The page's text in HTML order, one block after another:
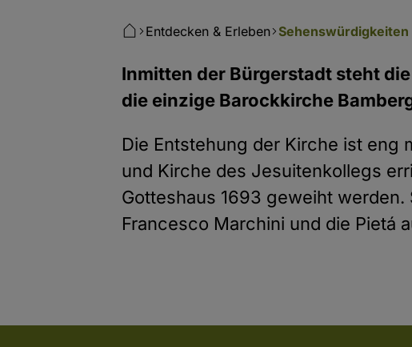
Sehenswürdigkeiten
Entdecken & Erleben
Inmitten der Bürgerstadt steht
die einzige Barockkirche
Die Entstehung der Kirche ist eng
und Kirche des Jesuitenkollegs
Gotteshaus 1693 geweiht
Francesco Marchini und die Pietá